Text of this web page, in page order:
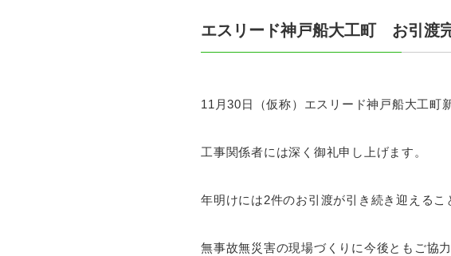
エスリード神戸船大工町 お引渡
11月30日（仮称）エスリード神戸船大工町
工事関係者には深く御礼申し上げます。
年明けには2件のお引渡が引き続き迎えるこ
無事故無災害の現場づくりに今後ともご協